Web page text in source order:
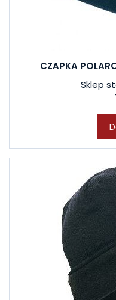
CZAPKA
Sklep